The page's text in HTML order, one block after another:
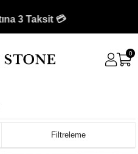
3 Taksit 💳
Bedava 🚚
0
Filtreleme